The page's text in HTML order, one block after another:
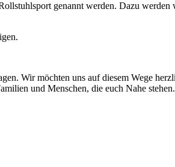
genannt werden. Dazu
Wir möchten uns auf diesem Wege
und Menschen, die euch Nahe